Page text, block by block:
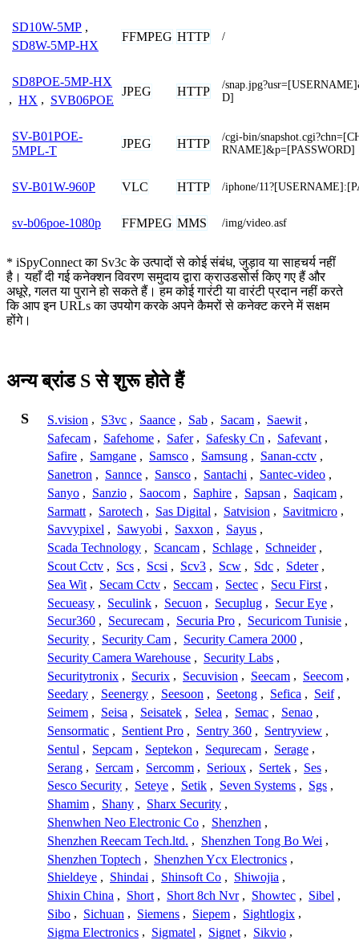
SD10W-5MP ,
SD8W-5MP-HX
FFMPEG HTTP /
SD8POE-5MP-HX
, HX , SVB06POE
JPEG HTTP
/
D]
SV-B01POE-
5MPL-T
JPEG HTTP
/cgi-bin/
RNAME]&p=[PASSWORD]
SV-B01W-960P VLC HTTP /iphone/
sv-b06poe-1080p FFMPEG MMS /img/video.asf
* iSpyConnect का Sv3c के उत्पादों से कोई संबंध, जुड़ाव या साहचर्य नहीं
है। यहाँ दी गई कनेक्शन विवरण समुदाय द्वारा क्राउडसोर्स किए गए हैं और
अधूरे, गलत या पुराने हो सकते हैं। हम कोई गारंटी या वारंटी प्रदान नहीं करते
कि आप इन URLs का उपयोग करके अपने कैमरों से कनेक्ट करने में सक्षम
होंगे।
अन्य ब्रांड S से शुरू होते हैं
S S.vision , S3vc , Saance , Sab , Sacam , Saewit ,
Safecam , Safehome , Safer , Safesky Cn , Safevant ,
Safire , Samgane , Samsco , Samsung , Sanan-cctv ,
Sanetron , Sannce , Sansco , Santachi , Santec-video ,
Sanyo , Sanzio , Saocom , Saphire , Sapsan , Saqicam ,
Sarmatt , Sarotech , Sas Digital , Satvision , Savitmicro ,
Savvypixel , Sawyobi , Saxxon , Sayus ,
Scada Technology , Scancam , Schlage , Schneider ,
Scout Cctv , Scs , Scsi , Scv3 , Scw , Sdc , Sdeter ,
Sea Wit , Secam Cctv , Seccam , Sectec , Secu First ,
Secueasy , Seculink , Secuon , Secuplug , Secur Eye ,
Secur360 , Securecam , Securia Pro , Securicom Tunisie ,
Security , Security Cam , Security Camera 2000 ,
Security Camera Warehouse , Security Labs ,
Securitytronix , Securix , Secuvision , Seecam , Seecom ,
Seedary , Seenergy , Seesoon , Seetong , Sefica , Seif ,
Seimem , Seisa , Seisatek , Selea , Semac , Senao ,
Sensormatic , Sentient Pro , Sentry 360 , Sentryview ,
Sentul , Sepcam , Septekon , Sequrecam , Serage ,
Serang , Sercam , Sercomm , Serioux , Sertek , Ses ,
Sesco Security , Seteye , Setik , Seven Systems , Sgs ,
Shamim , Shany , Sharx Security ,
Shenwhen Neo Electronic Co , Shenzhen ,
Shenzhen Reecam Tech.ltd. , Shenzhen Tong Bo Wei ,
Shenzhen Toptech , Shenzhen Ycx Electronics ,
Shieldeye , Shindai , Shinsoft Co , Shiwojia ,
Shixin China , Short , Short 8ch Nvr , Showtec , Sibel ,
Sibo , Sichuan , Siemens , Siepem , Sightlogix ,
Sigma Electronics , Sigmatel , Signet , Sikvio ,